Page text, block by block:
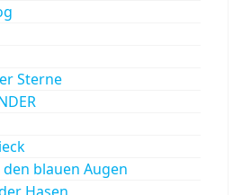
Sterne
blauen Augen